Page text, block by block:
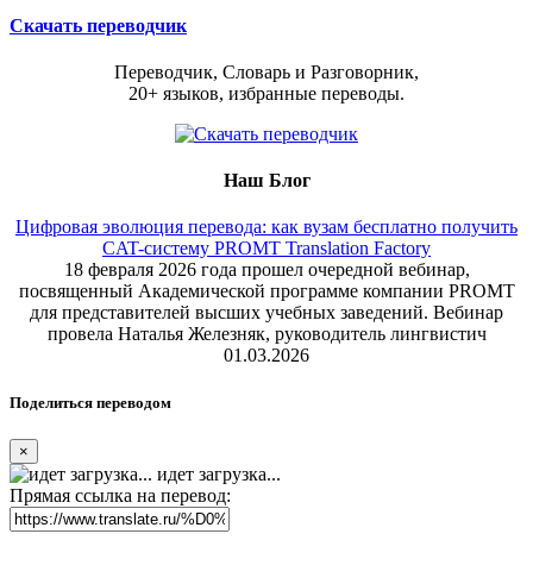
Скачать переводчик
Переводчик, Словарь и Разговорник,
20+ языков, избранные переводы.
Наш Блог
Цифровая эволюция перевода: как вузам бесплатно получить
CAT-систему PROMT Translation Factory
18 февраля 2026 года прошел очередной вебинар,
посвященный Академической программе компании PROMT
для представителей высших учебных заведений. Вебинар
провела Наталья Железняк, руководитель лингвистич
01.03.2026
Поделиться переводом
×
идет загрузка...
Прямая ссылка на перевод: